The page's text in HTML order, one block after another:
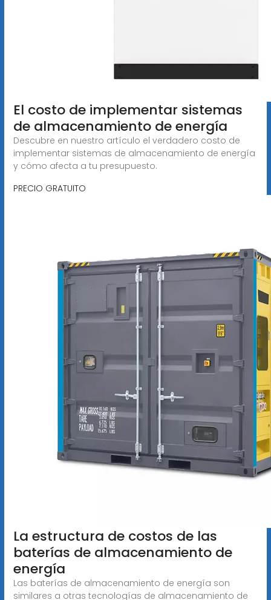
El costo de implementar sistemas
de almacenamiento de energía
Descubre en nuestro artículo el verdadero costo de
implementar sistemas de almacenamiento de energía
y cómo afecta a tu presupuesto.
PRECIO GRATUITO
La estructura de costos de las
baterías de almacenamiento de
energía
Las baterías de almacenamiento de energía son
similares a otras tecnologías de almacenamiento de